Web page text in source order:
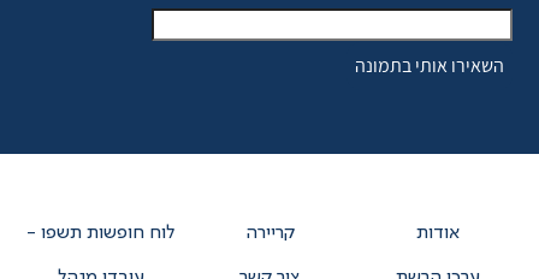
אודות קריירה לוח חופשות תשפו -